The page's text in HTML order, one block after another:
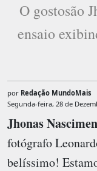
O gostosão
ensaio
por Redação MundoMais
Segunda-feira, 28 de
Jhonas
fotógrafo
belíssimo!